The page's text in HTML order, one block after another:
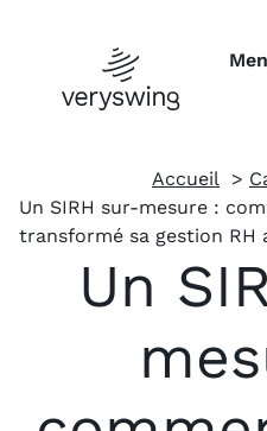
Accueil
Un SIRH sur-mesure :
transformé sa gestion RH
Un